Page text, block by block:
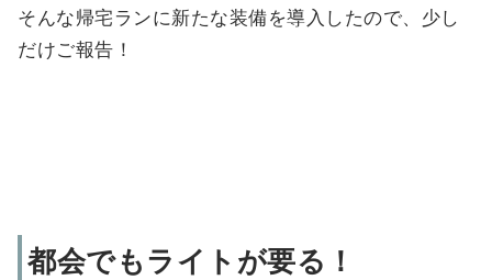
そんな帰宅ランに新たな装備を導入したので、少し
だけご報告！
都会でもライトが要る！